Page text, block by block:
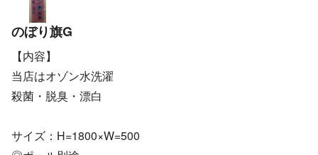
のぼり旗G
【内容】
当店はオゾン水洗濯
殺菌・脱臭・漂白
サイズ：H=1800×W=500